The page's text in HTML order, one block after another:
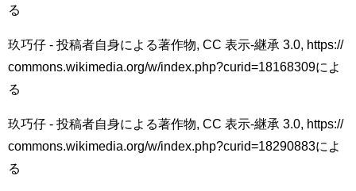
る
玖巧仔 - 投稿者自身による著作物, CC 表示-継承 3.0, https://
commons.wikimedia.org/w/index.php?curid=18168309によ
る
玖巧仔 - 投稿者自身による著作物, CC 表示-継承 3.0, https://
commons.wikimedia.org/w/index.php?curid=18290883によ
る